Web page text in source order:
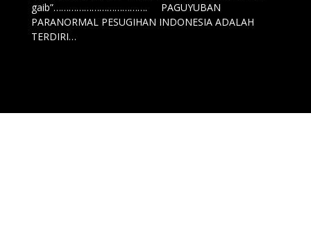
gaib”………………………………. PAGUYUBAN
PARANORMAL PESUGIHAN INDONESIA ADALAH
TERDIRI…